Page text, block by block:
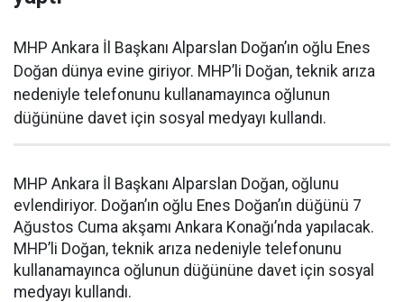
MHP Ankara İl Başkanı Alparslan Doğan’ın oğlu Enes
Doğan dünya evine giriyor. MHP’li Doğan, teknik arıza
nedeniyle telefonunu kullanamayınca oğlunun
düğününe davet için sosyal medyayı kullandı.
MHP Ankara İl Başkanı Alparslan Doğan, oğlunu
evlendiriyor. Doğan’ın oğlu Enes Doğan’ın düğünü 7
Ağustos Cuma akşamı Ankara Konağı’nda yapılacak.
MHP’li Doğan, teknik arıza nedeniyle telefonunu
kullanamayınca oğlunun düğününe davet için sosyal
medyayı kullandı.